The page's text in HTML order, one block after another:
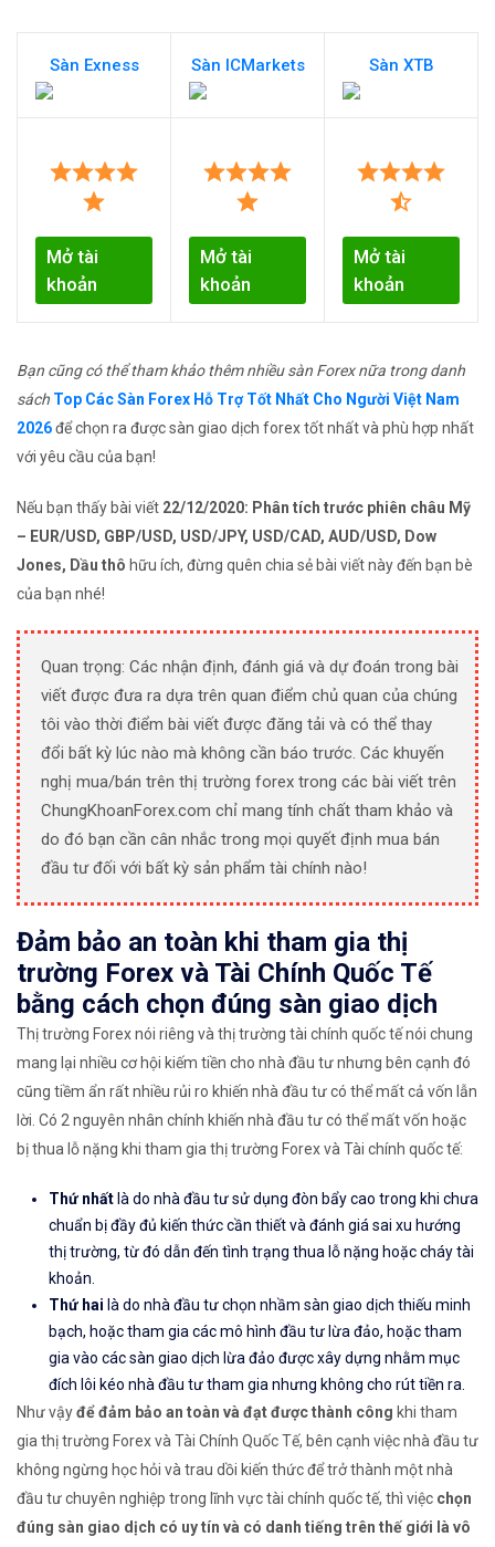
Sàn Exness Sàn ICMarkets Sàn XTB
Mở tài
khoản
Mở tài
khoản
Mở tài
khoản
Bạn cũng có thể tham khảo thêm nhiều sàn Forex nữa trong danh
sách Top Các Sàn Forex Hỗ Trợ Tốt Nhất Cho Người Việt Nam
2026để chọn ra được sàn giao dịch forex tốt nhất và phù hợp nhất
với yêu cầu của bạn!
Nếu bạn thấy bài viết 22/12/2020: Phân tích trước phiên châu Mỹ
– EUR/USD, GBP/USD, USD/JPY, USD/CAD, AUD/USD, Dow
Jones, Dầu thô hữu ích, đừng quên chia sẻ bài viết này đến bạn bè
của bạn nhé!
Quan trọng: Các nhận định, đánh giá và dự đoán trong bài
viết được đưa ra dựa trên quan điểm chủ quan của chúng
tôi vào thời điểm bài viết được đăng tải và có thể thay
đổi bất kỳ lúc nào mà không cần báo trước. Các khuyến
nghị mua/bán trên thị trường forex trong các bài viết trên
ChungKhoanForex.com chỉ mang tính chất tham khảo và
do đó bạn cần cân nhắc trong mọi quyết định mua bán
đầu tư đối với bất kỳ sản phẩm tài chính nào!
Đảm bảo an toàn khi tham gia thị
trường Forex và Tài Chính Quốc Tế
bằng cách chọn đúng sàn giao dịch
Thị trường Forex nói riêng và thị trường tài chính quốc tế nói chung
mang lại nhiều cơ hội kiếm tiền cho nhà đầu tư nhưng bên cạnh đó
cũng tiềm ẩn rất nhiều rủi ro khiến nhà đầu tư có thể mất cả vốn lẫn
lời. Có 2 nguyên nhân chính khiến nhà đầu tư có thể mất vốn hoặc
bị thua lỗ nặng khi tham gia thị trường Forex và Tài chính quốc tế:
Thứ nhất là do nhà đầu tư sử dụng đòn bẩy cao trong khi chưa
chuẩn bị đầy đủ kiến thức cần thiết và đánh giá sai xu hướng
thị trường, từ đó dẫn đến tình trạng thua lỗ nặng hoặc cháy tài
khoản.
Thứ hai là do nhà đầu tư chọn nhầm sàn giao dịch thiếu minh
bạch, hoặc tham gia các mô hình đầu tư lừa đảo, hoặc tham
gia vào các sàn giao dịch lừa đảo được xây dựng nhằm mục
đích lôi kéo nhà đầu tư tham gia nhưng không cho rút tiền ra.
Như vậyđể đảm bảo an toàn và đạt được thành công khi tham
gia thị trường Forex và Tài Chính Quốc Tế, bên cạnh việc nhà đầu tư
không ngừng học hỏi và trau dồi kiến thức để trở thành một nhà
đầu tư chuyên nghiệp trong lĩnh vực tài chính quốc tế, thì việc chọn
đúng sàn giao dịch có uy tín và có danh tiếng trên thế giới là vô